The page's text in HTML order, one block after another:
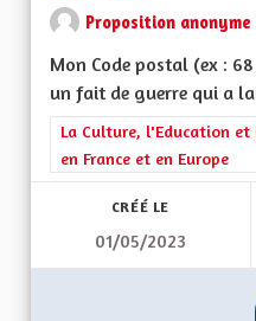
Proposition anonyme
Mon Code postal (ex :
un fait de guerre qui a
Filtrer les résultats de la
La Culture, l'Education
en France et en Europe
CRÉÉ LE
01/05/2023